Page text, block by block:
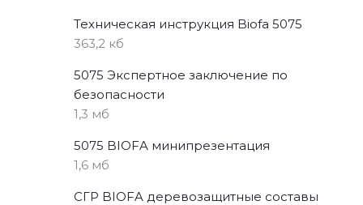
Техническая инструкция Biofa 5075
363,2 кб
5075 Экспертное заключение по
безопасности
1,3 мб
5075 BIOFA минипрезентация
1,6 мб
СГР BIOFA деревозащитные составы